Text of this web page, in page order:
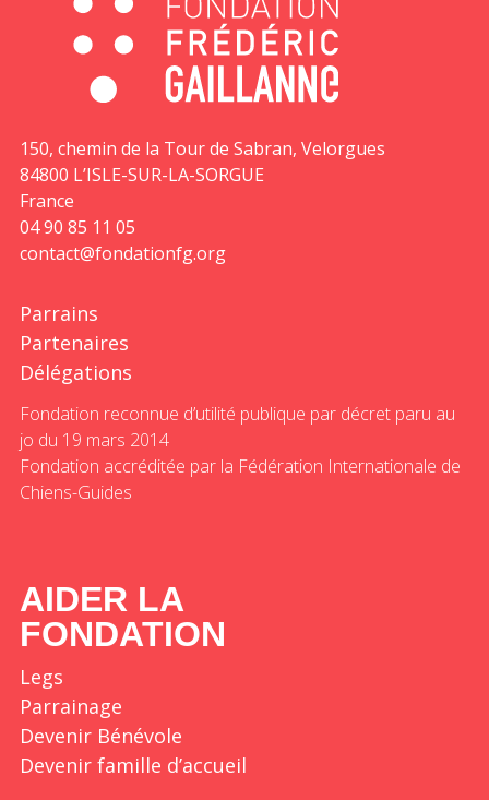
150, chemin de la Tour de Sabran, Velorgues
84800 L’ISLE-SUR-LA-SORGUE
France
04 90 85 11 05
contact@fondationfg.org
Parrains
Partenaires
Délégations
Fondation reconnue d’utilité publique par décret paru au
jo du 19 mars 2014
Fondation accréditée par la Fédération Internationale de
Chiens-Guides
AIDER LA
FONDATION
Legs
Parrainage
Devenir Bénévole
Devenir famille d’accueil